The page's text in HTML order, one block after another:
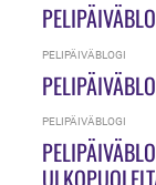
PELIPÄIVÄBLOGI
PELIPÄIVÄBLOGI